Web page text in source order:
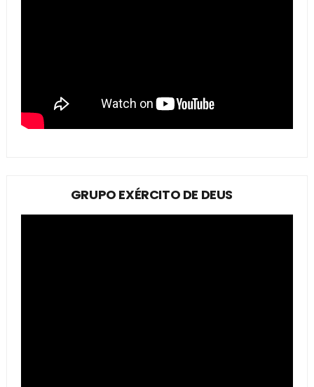
GRUPO EXÉRCITO DE DEUS